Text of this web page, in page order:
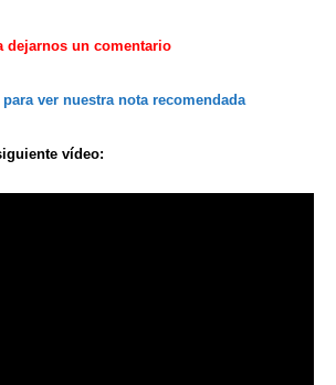
dejarnos un comentario
para ver nuestra nota recomendada
vídeo: